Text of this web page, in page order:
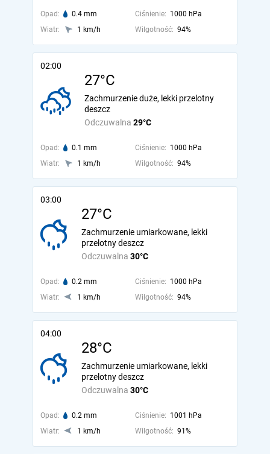
Opad: 0.4 mm Ciśnienie: 1000 hPa
Wiatr:
1 km/h Wilgotność: 94%
02:00
27°C
Odczuwalna 29°C
Zachmurzenie duże, lekki przelotny
deszcz
Opad: 0.1 mm Ciśnienie: 1000 hPa
Wiatr:
1 km/h Wilgotność: 94%
03:00
27°C
Odczuwalna 30°C
Zachmurzenie umiarkowane, lekki
przelotny deszcz
Opad: 0.2 mm Ciśnienie: 1000 hPa
Wiatr:
1 km/h Wilgotność: 94%
04:00
28°C
Odczuwalna 30°C
Zachmurzenie umiarkowane, lekki
przelotny deszcz
Opad: 0.2 mm Ciśnienie: 1001 hPa
Wiatr:
1 km/h Wilgotność: 91%